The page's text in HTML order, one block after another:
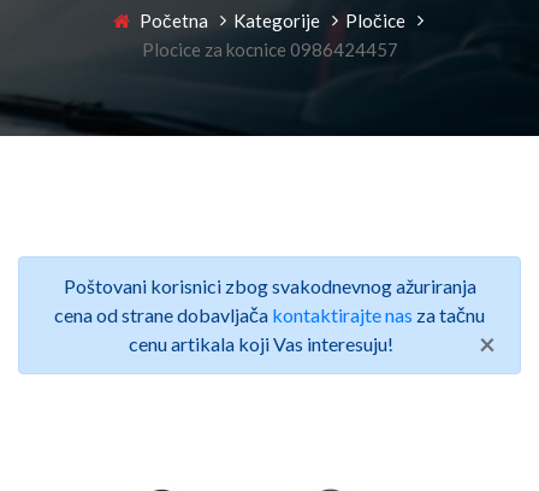
Početna Kategorije
Pločice
Plocice za kocnice 0986424457
Poštovani korisnici zbog svakodnevnog ažuriranja
cena od strane dobavljača kontaktirajte nas za tačnu
cenu artikala koji Vas interesuju!
×